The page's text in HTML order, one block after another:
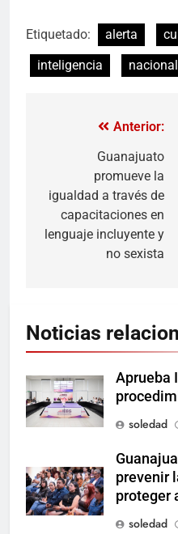
Etiquetado: alerta
inteligencia
nacional
Anterior:
Guanajuato
promueve la
igualdad a través de
capacitaciones en
lenguaje incluyente y
no sexista
Noticias
Aprueba
soledad
prevenir
proteger
soledad